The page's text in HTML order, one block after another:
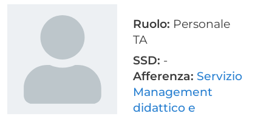
Ruolo: Personale
TA
SSD: -
Afferenza: Servizio
Management
didattico e